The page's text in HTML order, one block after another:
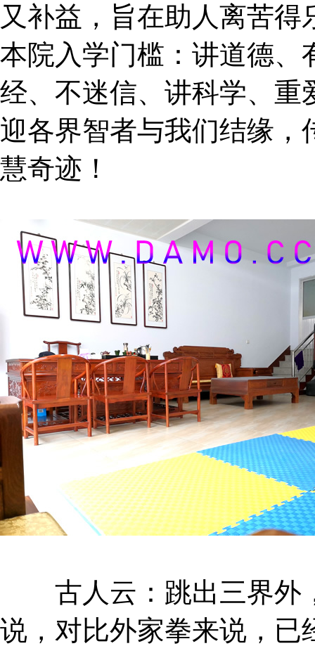
又补益，旨在助人离苦
本院入学门槛：讲道德、
经、不迷信、讲科学、重
迎各界智者与我们结缘，
慧奇迹！
古人云：跳出三界外
说，对比外家拳来说，已